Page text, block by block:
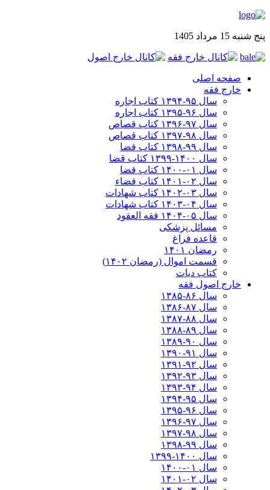
پنج شنبه 15 مرداد 1405
صفحه اصلی
خارج فقه
سال ۹۵-۱۳۹۴ کتاب اجاره
سال ۹۶-۱۳۹۵ کتاب اجاره
سال ۹۷-۱۳۹۶ کتاب قصاص
سال ۹۸-۱۳۹۷ کتاب قصاص
سال ۹۹-۱۳۹۸‍ کتاب قضا
سال ۱۴۰۰-۱۳۹۹ کتاب قضا
سال ۰۱-۱۴۰۰ کتاب قضا
سال ۰۲-۱۴۰۱ کتاب قضاء
سال ۰۳-۱۴۰۲ کتاب شهادات
سال ۰۴-۱۴۰۳ کتاب شهادات
سال ۰۵-۱۴۰۴ فقه العقود
مسائل پزشکی
قاعده فراغ
رمضان ۱۴۰۱
قسمت اموال (رمضان ۱۴۰۲)
کتاب دیات
خارج اصول فقه
سال ۸۶-۱۳۸۵
سال ۸۷-۱۳۸۶
سال ۸۸-۱۳۸۷
سال ۸۹-۱۳۸۸
سال ۹۰-۱۳۸۹
سال ۹۱-۱۳۹۰
سال ۹۲-۱۳۹۱
سال ۹۳-۱۳۹۲
سال ۹۴-۱۳۹۳
سال ۹۵-۱۳۹۴
سال ۹۶-۱۳۹۵
سال ۹۷-۱۳۹۶
سال ۹۸-۱۳۹۷
سال ۹۹-۱۳۹۸‍
سال ۱۴۰۰-۱۳۹۹
سال ۰۱-۱۴۰۰
سال ۰۲-۱۴۰۱